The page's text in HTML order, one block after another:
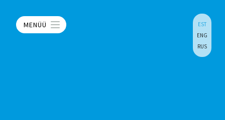
MENÜÜ
EST
ENG
RUS